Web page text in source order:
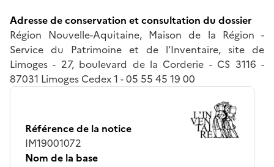
Adresse de conservation et consultation du dossier
Région Nouvelle-Aquitaine, Maison de la Région -
Service du Patrimoine et de l’Inventaire, site de
Limoges - 27, boulevard de la Corderie - CS 3116 -
87031 Limoges Cedex 1 - 05 55 45 19 00
Référence de la notice
IM19001072
Nom de la base